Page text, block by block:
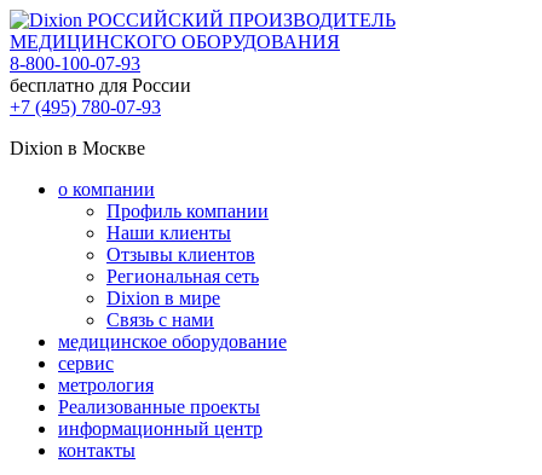
РОССИЙСКИЙ ПРОИЗВОДИТЕЛЬ
МЕДИЦИНСКОГО ОБОРУДОВАНИЯ
8-800-100-07-93
бесплатно для России
+7 (495) 780-07-93
Dixion в Москве
о компании
Профиль компании
Наши клиенты
Отзывы клиентов
Региональная сеть
Dixion в мире
Связь с нами
медицинское оборудование
сервис
метрология
Реализованные проекты
информационный центр
контакты